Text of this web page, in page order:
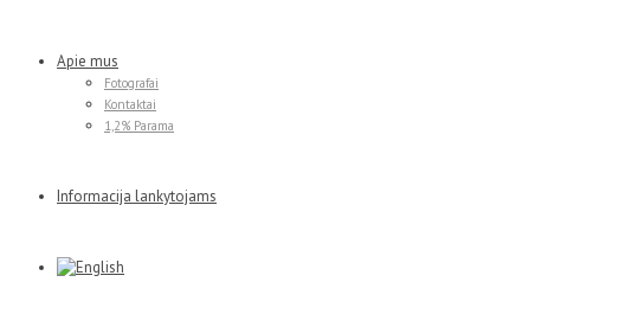
Apie mus
Fotografai
Kontaktai
1,2% Parama
Informacija lankytojams